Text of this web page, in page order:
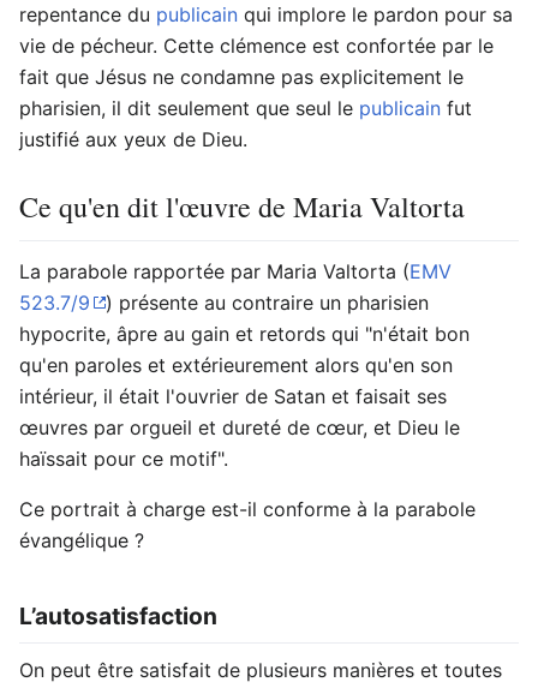
repentance du publicain qui implore le pardon pour sa
vie de pécheur. Cette clémence est confortée par le
fait que Jésus ne condamne pas explicitement le
pharisien, il dit seulement que seul le publicain fut
justifié aux yeux de Dieu.
Ce qu'en dit l'œuvre de Maria Valtorta
La parabole rapportée par Maria Valtorta (EMV
523.7/9
) présente au contraire un pharisien
hypocrite, âpre au gain et retords qui "n'était bon
qu'en paroles et extérieurement alors qu'en son
intérieur, il était l'ouvrier de Satan et faisait ses
œuvres par orgueil et dureté de cœur, et Dieu le
haïssait pour ce motif".
Ce portrait à charge est-il conforme à la parabole
évangélique ?
L’autosatisfaction
On peut être satisfait de plusieurs manières et toutes